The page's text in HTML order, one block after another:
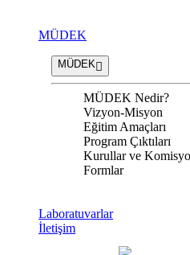
MÜDEK
MÜDEK
MÜDEK Nedir?
Vizyon-Misyon
Eğitim Amaçları
Program Çıktıları
Kurullar ve
Formlar
Laboratuvarlar
İletişim